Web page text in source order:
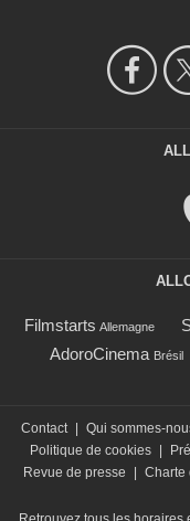
Filmstarts Allemagne
AdoroCinema Brésil
Contact | Qui sommes-
Politique de cookies |
Revue de presse
| Charte